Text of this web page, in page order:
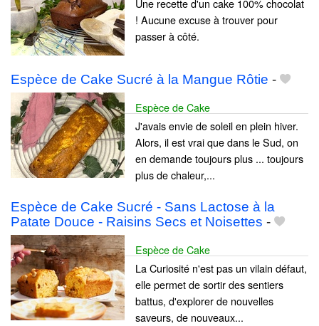
Une recette d'un cake 100% chocolat
! Aucune excuse à trouver pour
passer à côté.
Espèce de Cake Sucré à la Mangue Rôtie -
Espèce de Cake
J'avais envie de soleil en plein hiver.
Alors, il est vrai que dans le Sud, on
en demande toujours plus ... toujours
plus de chaleur,...
Espèce de Cake Sucré - Sans Lactose à la
Patate Douce - Raisins Secs et Noisettes -
Espèce de Cake
La Curiosité n'est pas un vilain défaut,
elle permet de sortir des sentiers
battus, d'explorer de nouvelles
saveurs, de nouveaux...